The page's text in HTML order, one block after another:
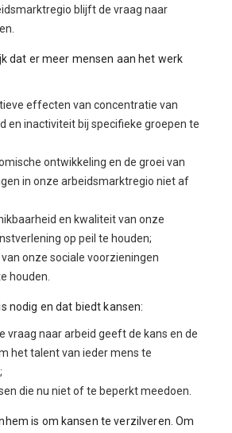
blijft de vraag naar
dat er meer mensen aan het werk
effecten van concentratie van
en inactiviteit bij specifieke groepen te
ontwikkeling en de groei van
in onze arbeidsmarktregio niet af
en kwaliteit van onze
op peil te houden;
onze sociale voorzieningen
houden.
nodig en dat biedt kansen:
vraag naar arbeid geeft de kans en de
het talent van ieder mens te
die nu niet of te beperkt meedoen.
is om kansen te verzilveren. Om